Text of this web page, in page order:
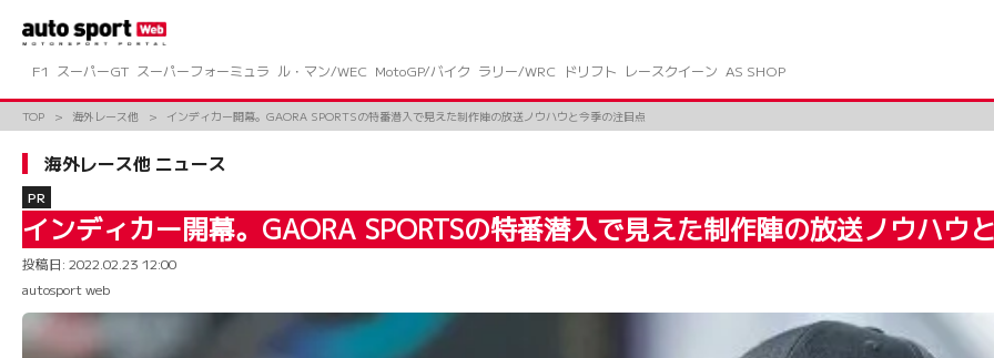
ツ
ス
F1 スーパーGT スーパーフォーミュラ ル・マン/WEC MotoGP/バイク ラリー/WRC ドリフト レースクイーン AS SHOP
TOP 海外レース他 インディカー開幕。GAORA SPORTSの特番潜入で見えた制作陣の放送ノウハウと今季の注目点
海外レース他 ニュース
PR
インディカー開幕。GAORA SPORTSの特番潜入で見えた制作陣の放送ノウハウ
投稿日: 2022.02.23 12:00
autosport web